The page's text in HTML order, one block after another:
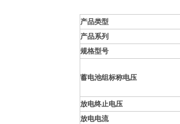
产品类型
产品系列
规格型号
蓄电池组标称电压
放电终止电压
放电电流